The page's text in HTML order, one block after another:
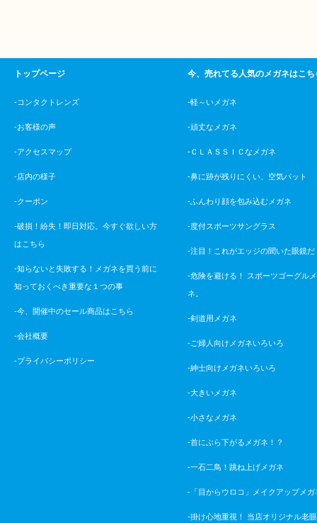
トップページ
-コンタクトレンズ
-お客様の声
-アクセスマップ
-店内の様子
-クーポン
-破損！紛失！即日対応。今すぐ欲しい方
はこちら
-知らないと失敗する！メガネを買う前に
知っておくべき重要な１つの事
-今、開催中のセール商品はこちら
-会社概要
-プライバシーポリシー
今、売れてる人気のメガネはこち
-軽～いメガネ
-頑丈なメガネ
-ＣＬＡＳＳＩＣなメガネ
-鼻に跡が残りにくい、空気パット
-ふんわり顔を包み込むメガネ
-度付スポーツサングラス
-注目！これがエッジの聞いた眼鏡だ
-危険を避ける！ スポーツゴーグル
ネ。
-剣道用メガネ
-ご婦人向けメガネいろいろ
-紳士向けメガネいろいろ
-大きいメガネ
-小さなメガネ
-首にぶら下がるメガネ！？
-一石二鳥！跳ね上げメガネ
-「目からウロコ」メイクアップメガ
-掛け心地重視！ 当店オリジナル老